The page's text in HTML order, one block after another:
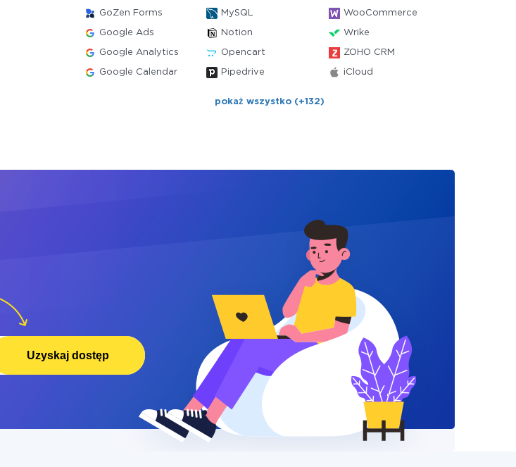
GoZen Forms MySQL WooCommerce
Google Ads Notion Wrike
Google Analytics Opencart ZOHO CRM
Google Calendar Pipedrive iCloud
pokaż wszystko (+132)
Uzyskaj dostęp